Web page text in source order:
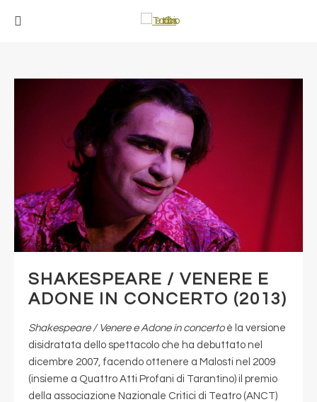
SHAKESPEARE / VENERE E
ADONE IN CONCERTO (2013)
Shakespeare / Venere e Adone in concertoè la versione
disidratata dello spettacolo che ha debuttato nel
dicembre 2007, facendo ottenere a Malosti nel 2009
(insieme a Quattro Atti Profani di Tarantino) il premio
della associazione Nazionale Critici di Teatro (ANCT)